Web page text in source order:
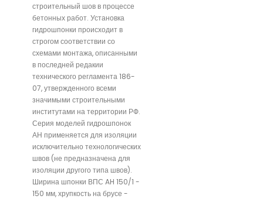
строительный шов в процессе
бетонных работ. Установка
гидрошпонки происходит в
строгом соответствии со
схемами монтажа, описанными
в последней редакии
технического регламента 186-
07, утвержденного всеми
значимыми строительными
институтами на территории РФ.
Серия моделей гидрошпонок
АН применяется для изоляции
исключительно технологических
швов (не предназначена для
изоляции другого типа швов).
Ширина шпонки ВПС AH 150/1 -
150 мм, хрупкость на брусе -